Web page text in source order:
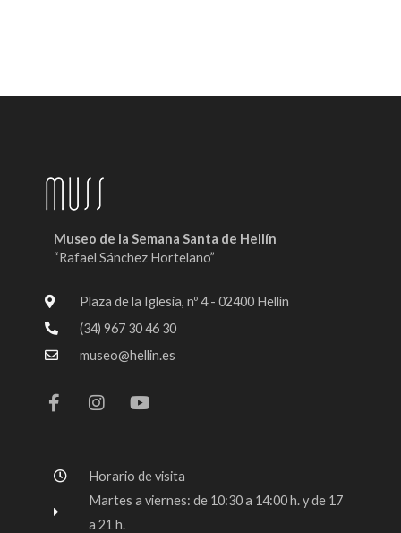
Museo de la Semana Santa de Hellín
“Rafael Sánchez Hortelano”
Plaza de la Iglesia, nº 4 - 02400 Hellín
(34) 967 30 46 30
museo@hellin.es
a
c
o
o
-
n
s
r
a
m
o
u
e
Horario de visita
Martes a viernes: de 10:30 a 14:00 h. y de 17
a 21 h.